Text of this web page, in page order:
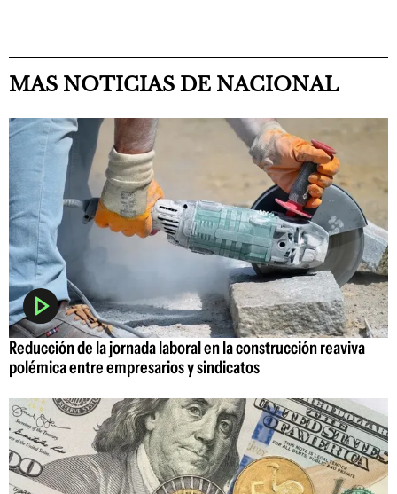
MAS NOTICIAS DE NACIONAL
Reducción de la jornada laboral en la construcción reaviva
polémica entre empresarios y sindicatos